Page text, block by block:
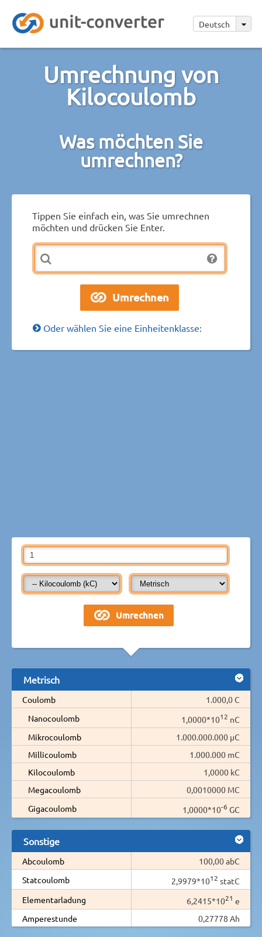
Deutsch
Umrechnung von
Kilocoulomb
Was möchten Sie
umrechnen?
Tippen Sie einfach ein, was Sie umrechnen
möchten und drücken Sie Enter.
Oder wählen Sie eine Einheitenklasse:
Metrisch
Coulomb
1.000,0 C
Nanocoulomb
1,0000*1012 nC
Mikrocoulomb
1.000.000.000 µC
Millicoulomb
1.000.000 mC
Kilocoulomb
1,0000 kC
Megacoulomb
0,0010000 MC
Gigacoulomb
1,0000*10-6 GC
Sonstige
Abcoulomb
100,00 abC
Statcoulomb
2,9979*1012 statC
Elementarladung
6,2415*1021 e
Amperestunde
0,27778 Ah